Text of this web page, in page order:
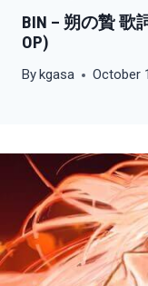
BIN – 朔の贄 歌
OP)
Bykgasa October